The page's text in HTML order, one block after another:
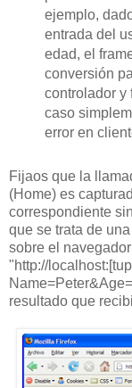
ejemplo,
entrada del
edad, el
conversión
controlador y
caso
error en
Fijaos que la
(Home) es
correspondiente
que se trata de
sobre el
"http://
resultado que